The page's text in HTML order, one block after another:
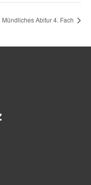
Mündliches Abitur 4. Fach